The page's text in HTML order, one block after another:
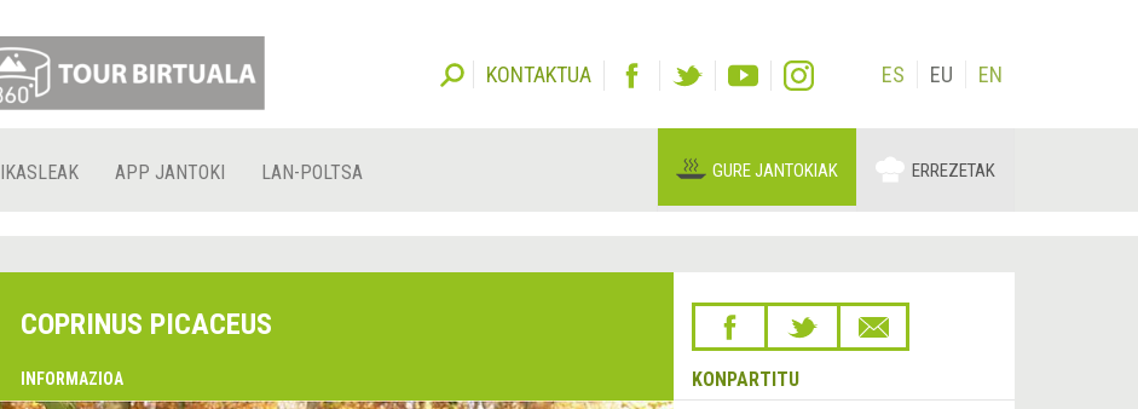
KONTAKTUA ES EU EN
IKASLEAK APP JANTOKI LAN-POLTSA GURE JANTOKIAK ERREZETAK
COPRINUS PICACEUS
INFORMAZIOA KONPARTITU